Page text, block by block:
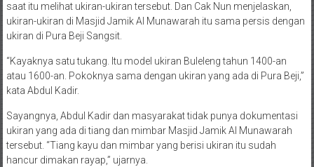
saat itu melihat ukiran-ukiran tersebut. Dan Cak Nun menjelaskan,
ukiran-ukiran di Masjid Jamik Al Munawarah itu sama persis dengan
ukiran di Pura Beji Sangsit.
“Kayaknya satu tukang. Itu model ukiran Buleleng tahun 1400-an
atau 1600-an. Pokoknya sama dengan ukiran yang ada di Pura Beji,”
kata Abdul Kadir.
Sayangnya, Abdul Kadir dan masyarakat tidak punya dokumentasi
ukiran yang ada di tiang dan mimbar Masjid Jamik Al Munawarah
tersebut. “Tiang kayu dan mimbar yang berisi ukiran itu sudah
hancur dimakan rayap,” ujarnya.